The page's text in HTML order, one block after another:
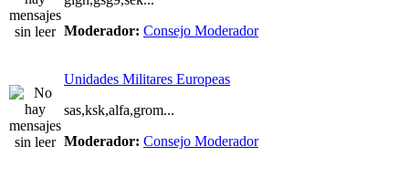
Moderador: Consejo Moderador
Unidades Militares Europeas
sas,ksk,alfa,grom...
Moderador: Consejo Moderador